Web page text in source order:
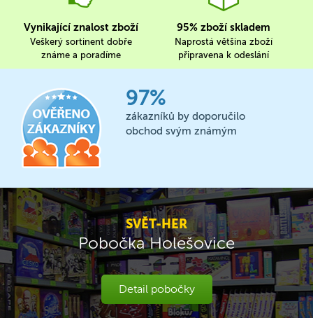
Vynikající znalost zboží
Veškerý sortinent dobře
známe a poradíme
95% zboží skladem
Naprostá většina zboží
připravena k odeslání
97%
zákazníků by doporučilo
obchod svým známým
SVĚT-HER
Pobočka Holešovice
Detail pobočky